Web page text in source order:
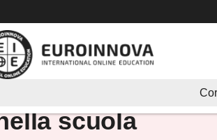
per lavorare sui
scuola